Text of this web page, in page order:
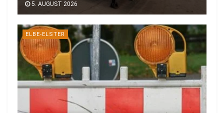
5. AUGUST 2026
ELBE-ELSTER